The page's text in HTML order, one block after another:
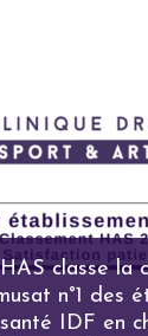
classe la
n°1 des
IDF en